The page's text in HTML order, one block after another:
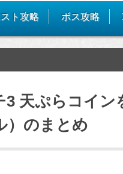
ト攻略 ボス攻略
3 天ぷらコイ
）のまとめ